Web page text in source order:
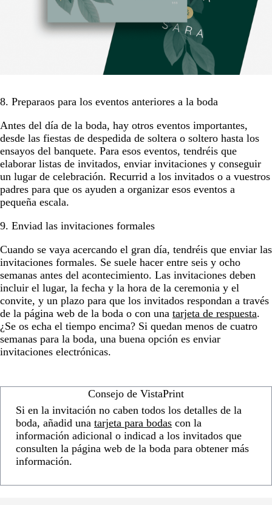
8. Preparaos para los eventos anteriores a la boda
Antes del día de la boda, hay otros eventos importantes,
desde las fiestas de despedida de soltera o soltero hasta los
ensayos del banquete. Para esos eventos, tendréis que
elaborar listas de invitados, enviar invitaciones y conseguir
un lugar de celebración. Recurrid a los invitados o a vuestros
padres para que os ayuden a organizar esos eventos a
pequeña escala.
9. Enviad las invitaciones formales
Cuando se vaya acercando el gran día, tendréis que enviar las
invitaciones formales. Se suele hacer entre seis y ocho
semanas antes del acontecimiento. Las invitaciones deben
incluir el lugar, la fecha y la hora de la ceremonia y el
convite, y un plazo para que los invitados respondan a través
de la página web de la boda o con una tarjeta de respuesta.
¿Se os echa el tiempo encima? Si quedan menos de cuatro
semanas para la boda, una buena opción es enviar
invitaciones electrónicas.
Consejo de VistaPrint
Si en la invitación no caben todos los detalles de la
boda, añadid una tarjeta para bodas con la
información adicional o indicad a los invitados que
consulten la página web de la boda para obtener más
información.